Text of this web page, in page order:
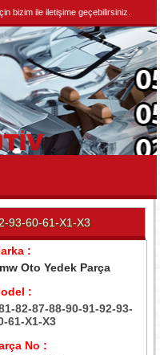
bizim ile iletişime geçebilirsiniz.
93-60-61-X1-X3
:
Oto Yedek Parça
:
82-87-88-90-91-92-93-
61-X1-X3
No :